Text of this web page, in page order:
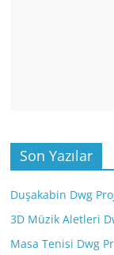
Son Yazılar
Duşakabin Dwg
3D Müzik Aletleri
Masa Tenisi Dwg